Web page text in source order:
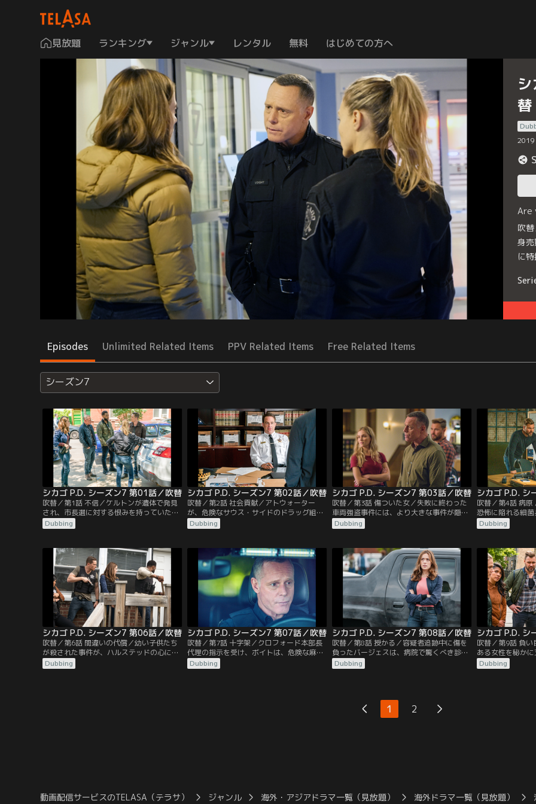
見放題 ランキング ジャンル レンタル 無料 はじめての方へ
替
2019
Are
吹
身
に
Episodes Unlimited Related Items PPV Related Items Free Related Items
シーズン7
シカゴ P.D. シーズン7 第01話／吹替
吹替／第1話 不信／ケルトンが遺体で発見
され、市長選に対する恨みを持っていたボ
イトが殺人に関与しているのではないかと
疑われる。アプトンとハルステッドは、ボ
拠を集めるだけ、ボイトの関与をうかがわ
せることになる。一方、保釈されたルゼッ
クは、失踪したアントニオを捜す。
Dubbing
シカゴ P.D. シーズン7 第02話／吹替
吹替／第2話 社会貢献／アトウォーター
が、危険なサウス・サイドのドラッグ組織
の潜入捜査を行い、組織のボスの意外な一
面を知ることになる。ハルステッドは、ア
手くいかない。ボイトは、ルゼックの件で
寛大な判断を下すよう懇願する。
Dubbing
シカゴ P.D. シーズン7 第03話／吹替
吹替／第3話 傷ついた女／失敗に終わった
車両強盗事件には、より大きな事件が隠れ
ていることがわかり、ボイト率いる特捜班
は、女性スタッフだけを雇用するやり手の
に配属された新人のバネッサ・ロハスは、
潜入捜査から特捜への異動に戸惑うが、新
しい事件で、自分の能力を見せようとす
る。
Dubbing
シカゴ P.D. シ
吹替／第4話 病
恐怖に陥れる細
捜班は、彼を捕
模の一大捜査網
少女をやさしく
トは特捜班が犯
をさせられてい
く。
Dubbing
シカゴ P.D. シーズン7 第06話／吹替
吹替／第6話 間違いの代償／幼い子供たち
が殺された事件が、ハルステッドの心に大
きな影響を及ぼす。クロフォード本部長代
理は、容疑者を割り出す新しいソフトウェ
Dubbing
シカゴ P.D. シーズン7 第07話／吹替
吹替／第7話 十字架／クロフォード本部長
代理の指示を受け、ボイトは、危険な麻薬
売買の実態を掴むために大物ダリウス・ウ
ォーカーを情報屋として利用する。しか
Dubbing
シカゴ P.D. シーズン7 第08話／吹替
吹替／第8話 授かる／容疑者追跡中に傷を
負ったバージェスは、病院で驚くべき診断
を受ける。ある殺人事件を発端にして、失
踪している女性の存在が明るみになり、事
Dubbing
シカゴ P.D. シ
吹替／第9話 負
ある女性を秘か
ったが、そのこ
しまう。
Dubbing
1 2
動画配信サービスのTELASA（テラサ） ジャンル 海外・アジアドラマ一覧（見放題） 海外ドラマ一覧（見放題）